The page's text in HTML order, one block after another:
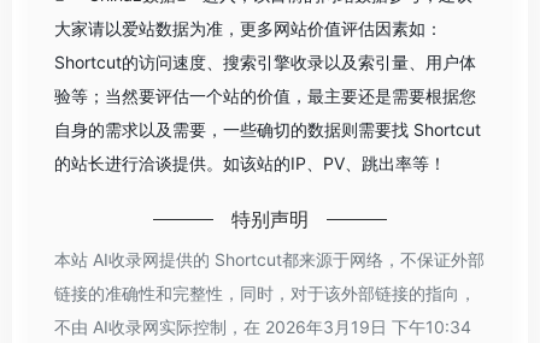
大家请以爱站数据为准，更多网站价值评估因素如：
Shortcut的访问速度、搜索引擎收录以及索引量、用户体
验等；当然要评估一个站的价值，最主要还是需要根据您
自身的需求以及需要，一些确切的数据则需要找 Shortcut
的站长进行洽谈提供。如该站的IP、PV、跳出率等！
特别声明
本站 AI收录网提供的 Shortcut都来源于网络，不保证外部
链接的准确性和完整性，同时，对于该外部链接的指向，
不由 AI收录网实际控制，在 2026年3月19日 下午10:34